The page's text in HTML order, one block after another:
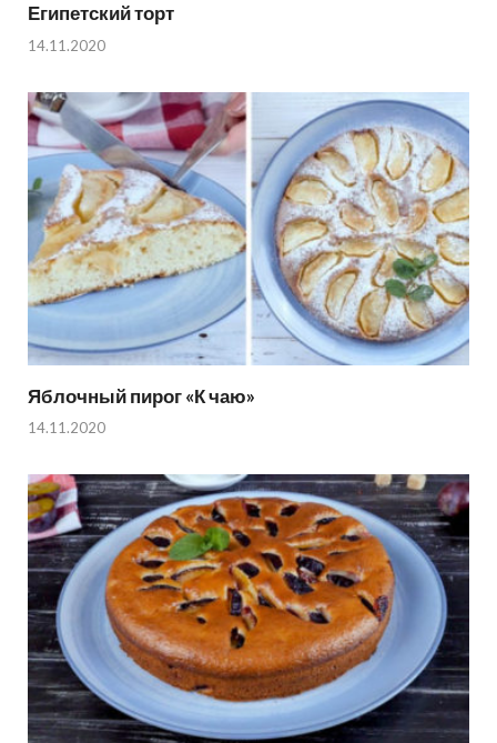
Египетский торт
14.11.2020
Яблочный пирог «К чаю»
14.11.2020